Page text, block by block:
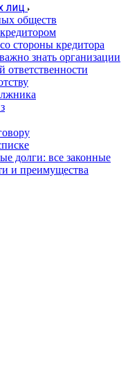
лиц
обществ
стороны кредитора
знать организации
ответственности
долги: все законные
и преимущества